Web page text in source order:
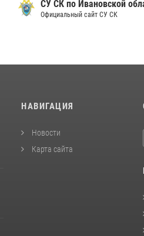
СУ СК по Ивановской
Официальный сайт СУ СК
НАВИГАЦИЯ
Новости
Карта сайта